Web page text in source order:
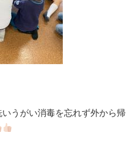
うがい消毒を忘れず外から帰